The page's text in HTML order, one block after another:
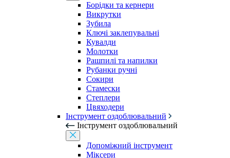
Борідки та кернери
Викрутки
Зубила
Ключі заклепувальні
Кувалди
Молотки
Рашпилі та напилки
Рубанки ручні
Сокири
Стамески
Степлери
Цвяходери
Інструмент оздоблювальний
Інструмент оздоблювальний
Допоміжний інструмент
Міксери